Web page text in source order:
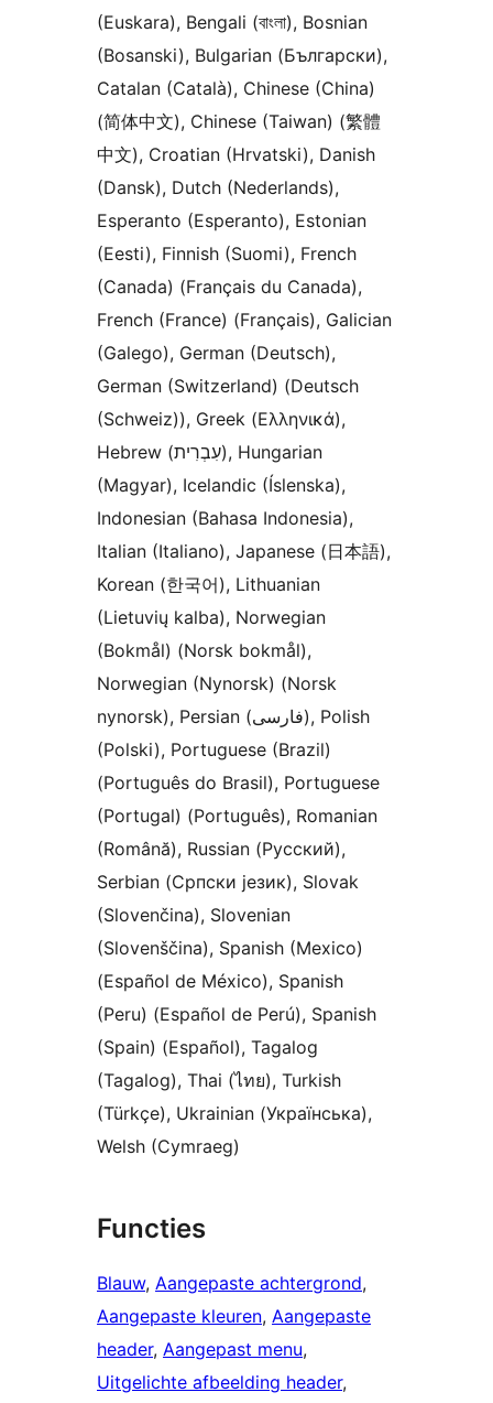
(Euskara), Bengali (বাংলা), Bosnian
(Bosanski), Bulgarian (Български),
Catalan (Català), Chinese (China)
(简体中文), Chinese (Taiwan) (繁體
中文), Croatian (Hrvatski), Danish
(Dansk), Dutch (Nederlands),
Esperanto (Esperanto), Estonian
(Eesti), Finnish (Suomi), French
(Canada) (Français du Canada),
French (France) (Français), Galician
(Galego), German (Deutsch),
German (Switzerland) (Deutsch
(Schweiz)), Greek (Ελληνικά),
Hebrew (עִבְרִית), Hungarian
(Magyar), Icelandic (Íslenska),
Indonesian (Bahasa Indonesia),
Italian (Italiano), Japanese (日本語),
Korean (한국어), Lithuanian
(Lietuvių kalba), Norwegian
(Bokmål) (Norsk bokmål),
Norwegian (Nynorsk) (Norsk
nynorsk), Persian (فارسی), Polish
(Polski), Portuguese (Brazil)
(Português do Brasil), Portuguese
(Portugal) (Português), Romanian
(Română), Russian (Русский),
Serbian (Српски језик), Slovak
(Slovenčina), Slovenian
(Slovenščina), Spanish (Mexico)
(Español de México), Spanish
(Peru) (Español de Perú), Spanish
(Spain) (Español), Tagalog
(Tagalog), Thai (ไทย), Turkish
(Türkçe), Ukrainian (Українська),
Welsh (Cymraeg)
Functies
Blauw, Aangepaste achtergrond
Aangepaste kleuren, Aangepaste
header, Aangepast menu
Uitgelichte afbeelding header